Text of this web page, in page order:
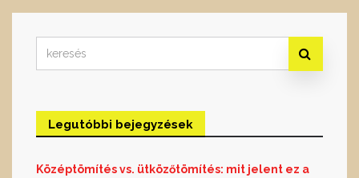
for:
Legutóbbi bejegyzések
Középtömítés vs. ütközőtömítés: mit jelent ez a